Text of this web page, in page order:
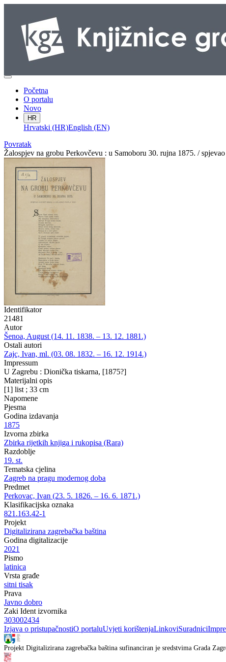
Početna
O portalu
Novo
HR
Hrvatski (HR)English (EN)
Povratak
Žalospjev na grobu Perkovčevu : u Samoboru 30. rujna 1875. /
Identifikator
21481
Autor
Šenoa, August (14. 11. 1838. – 13. 12. 1881.)
Ostali autori
Zajc, Ivan, ml. (03. 08. 1832. – 16. 12. 1914.)
Impressum
U Zagrebu : Dionička tiskarna, [1875?]
Materijalni opis
[1] list ; 33 cm
Napomene
Pjesma
Godina izdavanja
1875
Izvorna zbirka
Zbirka rijetkih knjiga i rukopisa (Rara)
Razdoblje
19. st.
Tematska cjelina
Zagreb na pragu modernog doba
Predmet
Perkovac, Ivan (23. 5. 1826. – 16. 6. 1871.)
Klasifikacijska oznaka
821.163.42-1
Projekt
Digitalizirana zagrebačka baština
Godina digitalizacije
2021
Pismo
latinica
Vrsta građe
sitni tisak
Prava
Javno dobro
Zaki Ident izvornika
303002434
Izjava o pristupačnostiO portaluUvjeti korištenjaLinkoviSuradnici
Projekt Digitalizirana zagrebačka baština sufinanciran je sredstvima Grada